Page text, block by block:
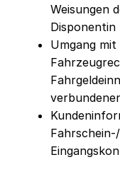
Weisungen
Disponentin
Umgang